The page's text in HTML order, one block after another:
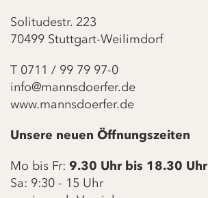
Solitudestr. 223
70499 Stuttgart-Weilimdorf
T 0711 / 99 79 97-0
info@mannsdoerfer.de
www.mannsdoerfer.de
Unsere neuen Öffnungszeiten
Mo bis Fr: 9.30 Uhr bis 18.30 Uhr
Sa: 9:30 - 15 Uhr